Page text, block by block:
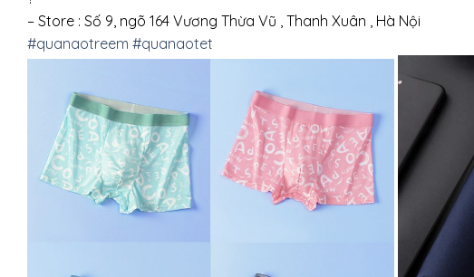
– Store : Số 9, ngõ 164 Vương Thừa Vũ , Thanh Xuân , Hà Nội
#quanaotreem #quanaotet